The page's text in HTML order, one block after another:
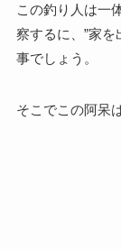
この釣り人は一
察するに、”家を
事でしょう。
そこでこの阿呆